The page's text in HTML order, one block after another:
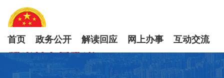
首页 政务公开 解读回应 网上办事 互动交流